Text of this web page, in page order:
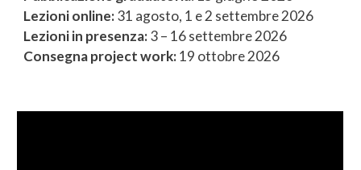
Lezioni online:31 agosto, 1 e 2 settembre 2026
Lezioni in presenza:3 – 16 settembre 2026
Consegna project work:19 ottobre 2026